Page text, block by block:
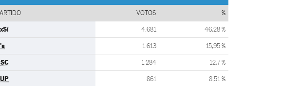
VOTOS %
4.681 46,28 %
1.613 15,95 %
1.284 12,7 %
861 8,51 %